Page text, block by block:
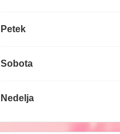
Petek
Sobota
Nedelja